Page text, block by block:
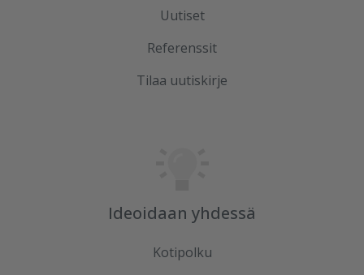
Uutiset
Referenssit
Tilaa uutiskirje
Ideoidaan yhdessä
Kotipolku